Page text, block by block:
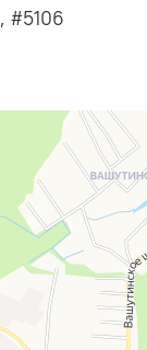
#5106